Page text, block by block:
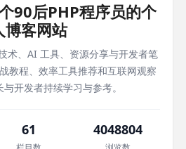
90后PHP程序员的个
博客网站
术、AI 工具、资源分享与开发者笔
教程、效率工具推荐和互联网观察
开发者持续学习与参考。
61 4048804